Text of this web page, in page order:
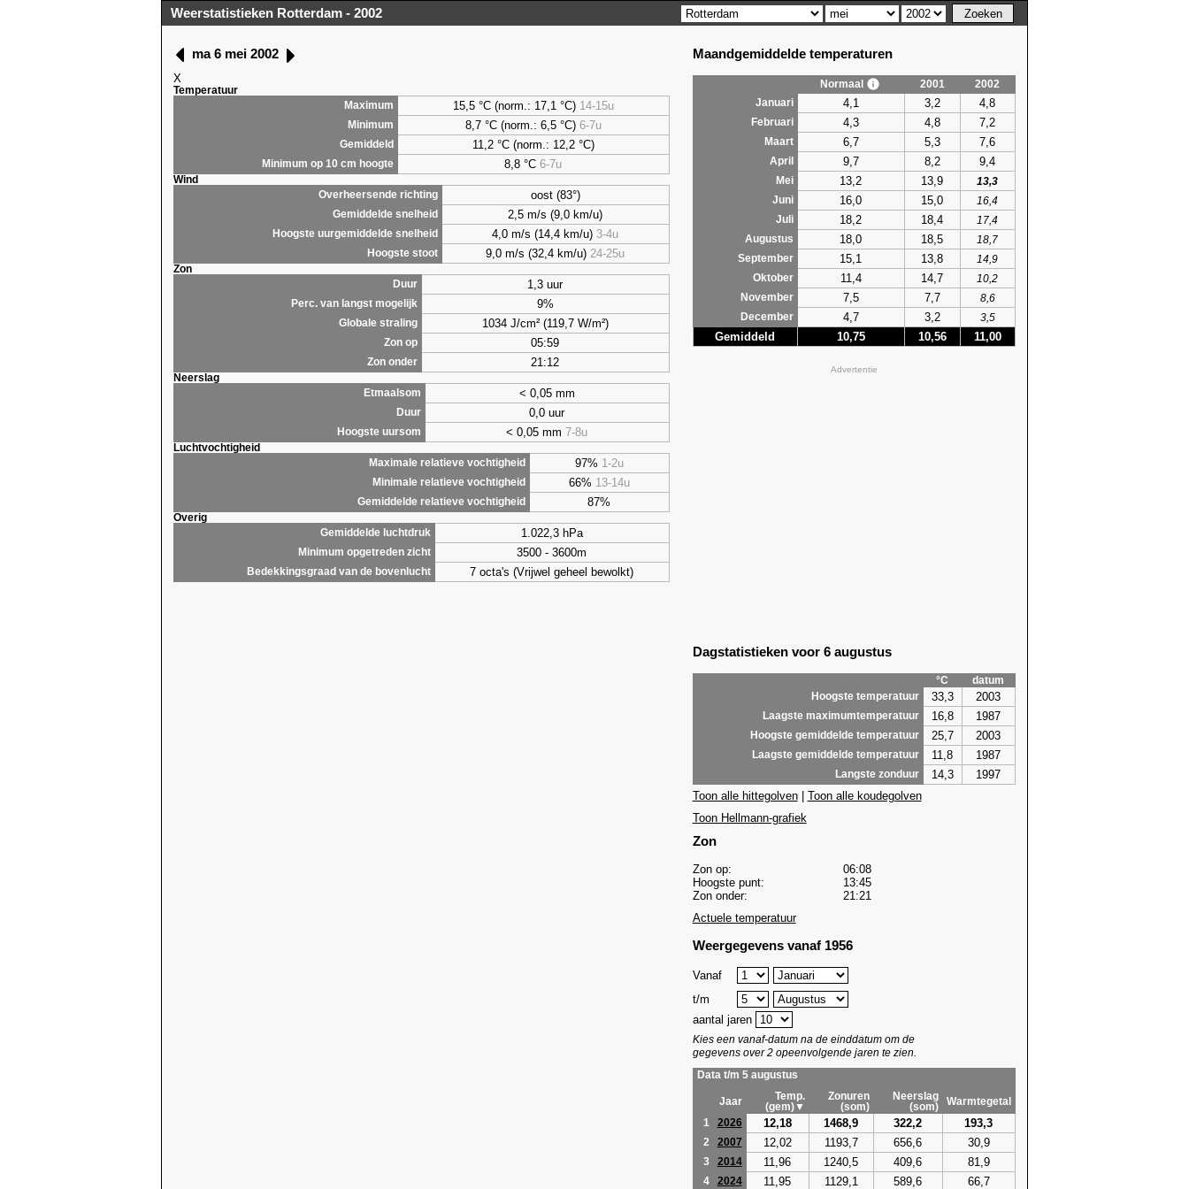
Weerstatistieken Rotterdam - 2002
ma 6 mei 2002
X
Temperatuur
Maximum
15,5 °C (norm.: 17,1 °C) 14-15u
Minimum 8,7°C (norm.: 6,5 °C) 6-7u
Gemiddeld 11,2 °C (norm.: 12,2 °C)
Minimum op 10 cm hoogte 8,8 °C6-7u
Wind
Overheersende richting
oost (83°)
Gemiddelde snelheid 2,5 m/s (9,0 km/u)
Hoogste uurgemiddelde snelheid 4,0 m/s (14,4 km/u) 3-4u
Hoogste stoot 9,0 m/s (32,4 km/u) 24-25u
Zon
Duur
1,3 uur
Perc. van langst mogelijk 9%
Globale straling 1034 J/cm² (119,7 W/m²)
Zon op 05:59
Zon onder 21:12
Neerslag
Etmaalsom
< 0,05 mm
Duur 0,0 uur
Hoogste uursom < 0,05 mm7-8u
Luchtvochtigheid
Maximale relatieve vochtigheid
97% 1-2u
Minimale relatieve vochtigheid 66% 13-14u
Gemiddelde relatieve vochtigheid 87%
Overig
Gemiddelde luchtdruk
1.022,3 hPa
Minimum opgetreden zicht 3500 - 3600m
Bedekkingsgraad van de bovenlucht 7 octa's (Vrijwel geheel bewolkt)
Maandgemiddelde temperaturen
Normaal 2001
2002
Januari
4,1 3,2 4,8
Februari 4,3 4,8 7,2
Maart 6,7 5,3 7,6
April 9,7 8,2 9,4
Mei 13,2 13,9
13,3
Juni
16,0 15,0
16,4
Juli
18,2 18,4
17,4
Augustus
18,0 18,5
18,7
September
15,1 13,8
14,9
Oktober
11,4 14,7
10,2
November
7,5 7,7
8,6
December
4,7 3,2 3,5
Gemiddeld 10,75 10,56 11,00
Advertentie
Dagstatistieken voor 6 augustus
°C
datum
Hoogste temperatuur
33,3 2003
Laagste maximumtemperatuur 16,8 1987
Hoogste gemiddelde temperatuur 25,7 2003
Laagste gemiddelde temperatuur 11,8 1987
Langste zonduur 14,3
1997
Toon alle hittegolven| Toon alle koudegolven
Toon Hellmann-grafiek
Zon
Zon op:
06:08
Hoogste punt:
13:45
Zon onder:
21:21
Actuele temperatuur
Weergegevens vanaf 1956
Vanaf
t/m
aantal jaren
Kies een vanaf-datum na de einddatum om de
gegevens over 2 opeenvolgende jaren te zien.
Data t/m 5 augustus
Jaar
Temp.
(gem)▼
Zonuren
(som)
Neerslag
(som)
Warmtegetal
1
2026 12,18 1468,9 322,2 193,3
2 2007 12,02 1193,7 656,6 30,9
3 2014 11,96 1240,5 409,6 81,9
4 2024 11,95 1129,1 589,6 66,7